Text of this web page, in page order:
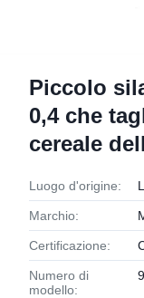
Piccolo
0,4 che
cereale
Luogo d'origine:
Marchio:
Certificazione:
Numero di
modello: